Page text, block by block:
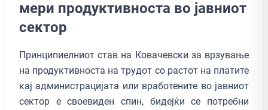
мери продуктивноста во јавниот
сектор
Принципиелниот став на Ковачевски за врзување
на продуктивноста на трудот со растот на платите
кај администрацијата или вработените во јавниот
сектор е своевиден спин, бидејќи се потребни